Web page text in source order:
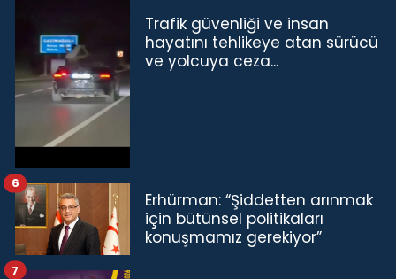
Trafik güvenliği ve insan
hayatını tehlikeye atan sürücü
ve yolcuya ceza...
Erhürman: “Şiddetten arınmak
için bütünsel politikaları
konuşmamız gerekiyor”
6
7